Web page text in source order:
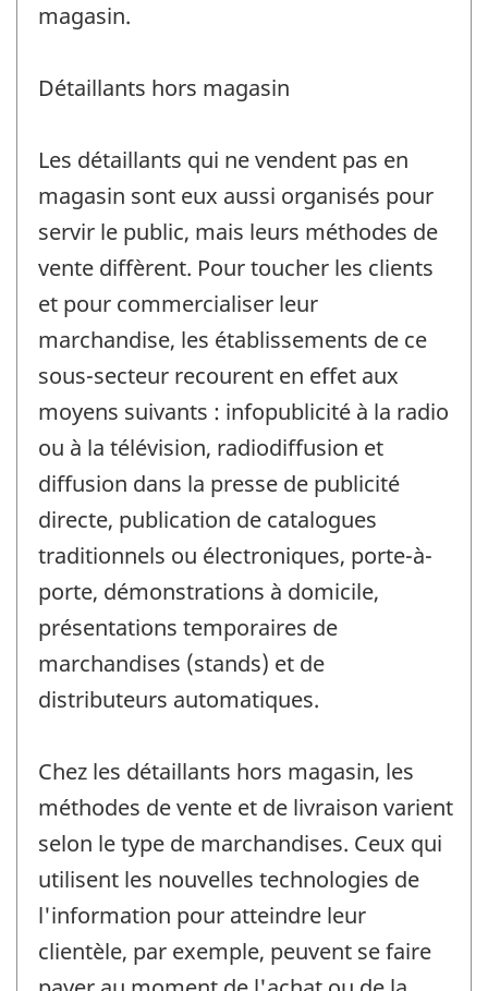
magasin.
Détaillants hors magasin
Les détaillants qui ne vendent pas en
magasin sont eux aussi organisés pour
servir le public, mais leurs méthodes de
vente diffèrent. Pour toucher les clients
et pour commercialiser leur
marchandise, les établissements de ce
sous-secteur recourent en effet aux
moyens suivants : infopublicité à la radio
ou à la télévision, radiodiffusion et
diffusion dans la presse de publicité
directe, publication de catalogues
traditionnels ou électroniques, porte-à-
porte, démonstrations à domicile,
présentations temporaires de
marchandises (stands) et de
distributeurs automatiques.
Chez les détaillants hors magasin, les
méthodes de vente et de livraison varient
selon le type de marchandises. Ceux qui
utilisent les nouvelles technologies de
l'information pour atteindre leur
clientèle, par exemple, peuvent se faire